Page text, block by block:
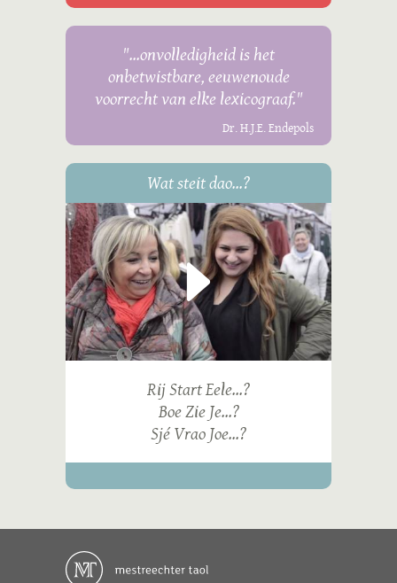
"...onvolledigheid is het
onbetwistbare, eeuwenoude
voorrecht van elke lexicograaf."
Dr. H.J.E. Endepols
Wat steit dao...?
Rij Start Eele...?
Boe Zie Je...?
Sjé Vrao Joe...?